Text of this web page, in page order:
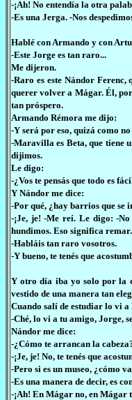
-¡Ah! No entendía la otra
-Es una Jerga. -Nos
Hablé con Armando y con
-Este Jorge es tan raro...
Me dijeron.
-Raro es este Nándor
querer volver a Mágar. Él,
tan próspero.
Armando Rémora me dijo:
-Y será por eso, quizá como
-Maravilla es Beta, que tiene
dijimos.
Le digo:
-¿Vos te pensás que todo es
Y Nándor me dice:
-Por qué, ¿hay barrios que se
-¡Je, je! -Me reí. Le digo: -
hundimos. Eso significa remar.
-Habláis tan raro vosotros.
-Y bueno, te tenés que
Y otro día iba yo solo por la
vestido de una manera tan
Cuando salí de estudiar lo vi a
-Ché, lo vi a tu amigo, Jorge,
Nándor me dice:
-¿Cómo te arrancan la
-¡Je, je! No, te tenés que
-Pero si es un museo, ¿cómo
-Es una manera de decir, es
-¡Ah! En Mágar no, en Mágar